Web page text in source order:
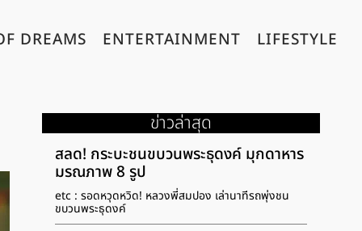
DREAMS ENTERTAINMENT LIFESTYLE
ข่าวล่าสุด
สลด! กระบะชนขบวนพระธุดงค์ มุกดาหาร
มรณภาพ 8 รูป
etc : รอดหวุดหวิด! หลวงพี่สมปอง เล่านาทีรถพุ่งชน
ขบวนพระธุดงค์